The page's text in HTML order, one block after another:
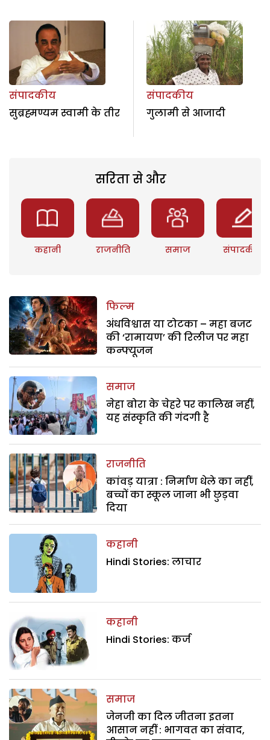
संपादकीय
सुब्रह्मण्यम स्वामी के तीर
संपादकीय
गुलामी से आजादी
सरिता से और
कहानी राजनीति समाज संपादकीय
फिल्म
अंधविश्वास या टोटका – महा बजट
की ‘रामायण’ की रिलीज पर महा
कन्फ्यूजन
समाज
नेहा बोरा के चेहरे पर कालिख नहीं,
यह संस्कृति की गंदगी है
राजनीति
कांवड़ यात्रा : निर्माण धेले का नहीं,
बच्चों का स्कूल जाना भी छुड़वा
दिया
कहानी
Hindi Stories: लाचार
कहानी
Hindi Stories: कर्ज
समाज
जेनजी का दिल जीतना इतना
आसान नहीं : भागवत का संवाद,